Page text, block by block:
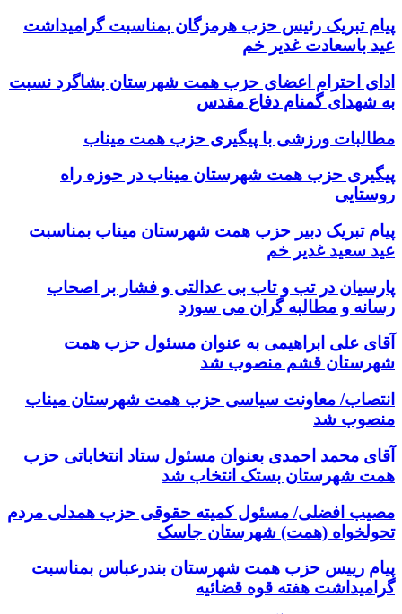
پیام تبریک رئیس حزب هرمزگان بمناسبت گرامیداشت
عید باسعادت غدیر خم
ادای احترام اعضای حزب همت شهرستان بشاگرد نسبت
به شهدای گمنام دفاع مقدس
مطالبات ورزشی با پیگیری حزب همت میناب
پیگیری حزب همت شهرستان میناب در حوزه راه
روستایی
پیام تبریک دبیر حزب همت شهرستان میناب بمناسبت
عید سعید غدیر خم
پارسیان در تب و تاب بی عدالتی و فشار بر اصحاب
رسانه و مطالبه گران می سوزد
آقای علی ابراهیمی به عنوان مسئول حزب همت
شهرستان قشم منصوب شد
انتصاب/ معاونت سیاسی حزب همت شهرستان میناب
منصوب شد
آقای محمد احمدی بعنوان مسئول ستاد انتخاباتی حزب
همت شهرستان بستک انتخاب شد
مصیب افضلی/ مسئول کمیته حقوقی حزب همدلی مردم
تحولخواه (همت) شهرستان جاسک
پیام رییس حزب همت شهرستان بندرعباس بمناسبت
گرامیداشت هفته قوه قضائیه